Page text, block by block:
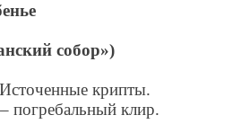
собор»)
крипты.
погребальный клир.